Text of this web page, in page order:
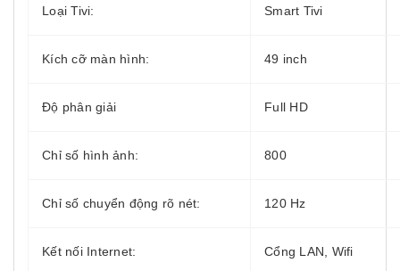
Loại Tivi: Smart Tivi
Kích cỡ màn hình: 49 inch
Độ phân giải Full HD
Chỉ số hình ảnh: 800
Chỉ số chuyển động rõ nét: 120 Hz
Kết nối Internet: Cổng LAN, Wifi